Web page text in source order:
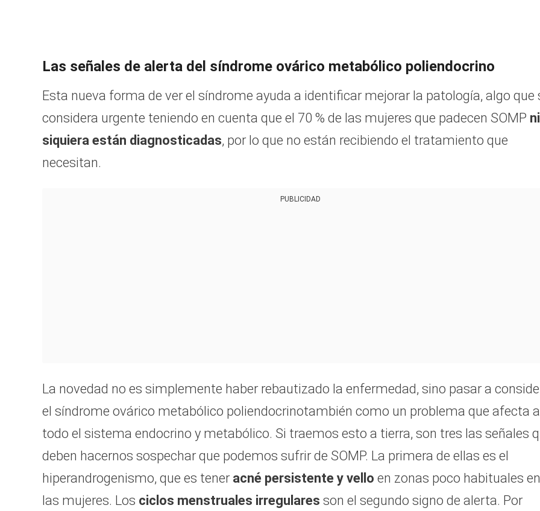
Las señales de alerta del síndrome ovárico metabólico poliendocrino
Esta nueva forma de ver el síndrome ayuda a identificar mejorar la patología, algo que
considera urgente teniendo en cuenta que el 70 % de las mujeres que padecen SOMP ni
siquiera están diagnosticadas, por lo que no están recibiendo el tratamiento que
necesitan.
PUBLICIDAD
La novedad no es simplemente haber rebautizado la enfermedad, sino pasar a
el síndrome ovárico metabólico poliendocrinotambién como un problema que afecta a
todo el sistema endocrino y metabólico. Si traemos esto a tierra, son tres las señales
deben hacernos sospechar que podemos sufrir de SOMP. La primera de ellas es el
hiperandrogenismo, que es teneracné persistente y vello en zonas poco habituales en
las mujeres. Los ciclos menstruales irregulares son el segundo signo de alerta. Por